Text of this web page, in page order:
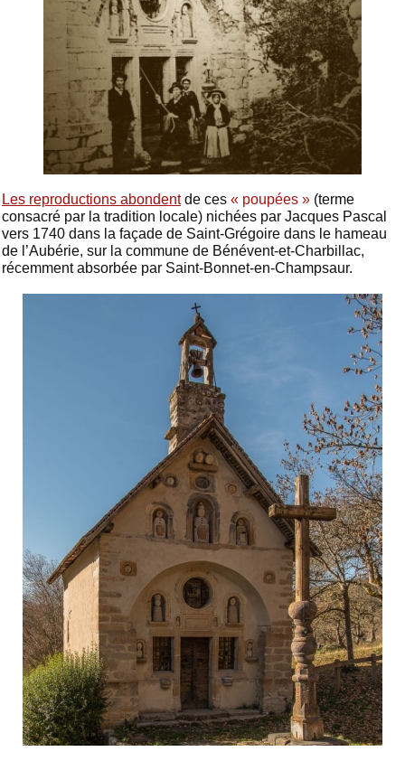
Les reproductions abondentde ces « poupées » (terme
consacré par la tradition locale) nichées par Jacques Pascal
vers 1740 dans la façade de Saint-Grégoire dans le hameau
de l’Aubérie, sur la commune de Bénévent-et-Charbillac,
récemment absorbée par Saint-Bonnet-en-Champsaur.